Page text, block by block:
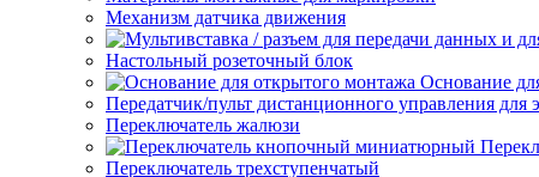
Механизм датчика движения
Настольный розеточный блок
Основание
Передатчик/пульт дистанционного управления для
Переключатель жалюзи
Переключатель трехступенчатый